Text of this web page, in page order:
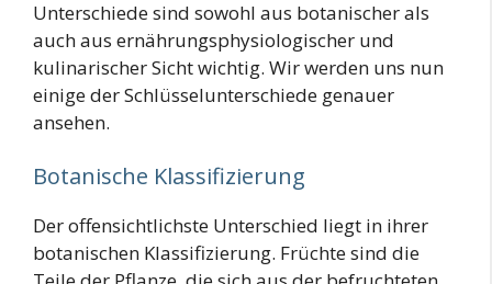
Unterschiede sind sowohl aus botanischer als
auch aus ernährungsphysiologischer und
kulinarischer Sicht wichtig. Wir werden uns nun
einige der Schlüsselunterschiede genauer
ansehen.
Botanische Klassifizierung
Der offensichtlichste Unterschied liegt in ihrer
botanischen Klassifizierung. Früchte sind die